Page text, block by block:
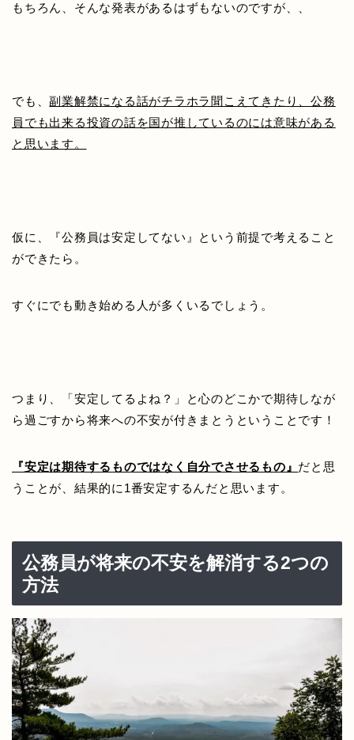
もちろん、そんな発表があるはずもないのですが、、
でも、副業解禁になる話がチラホラ聞こえてきたり、公務
員でも出来る投資の話を国が推しているのには意味がある
と思います。
仮に、『公務員は安定してない』という前提で考えること
ができたら。
すぐにでも動き始める人が多くいるでしょう。
つまり、「安定してるよね？」と心のどこかで期待しなが
ら過ごすから将来への不安が付きまとうということです！
『安定は期待するものではなく自分でさせるもの』 だと思
うことが、結果的に1番安定するんだと思います。
公務員が将来の不安を解消する2つの
方法